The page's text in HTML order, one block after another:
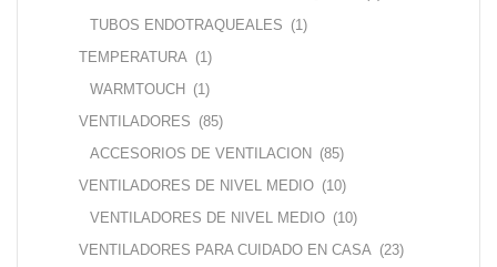
TUBOS ENDOTRAQUEALES (1)
TEMPERATURA (1)
WARMTOUCH (1)
VENTILADORES (85)
ACCESORIOS DE VENTILACION (85)
VENTILADORES DE NIVEL MEDIO (10)
VENTILADORES DE NIVEL MEDIO (10)
VENTILADORES PARA CUIDADO EN CASA (23)